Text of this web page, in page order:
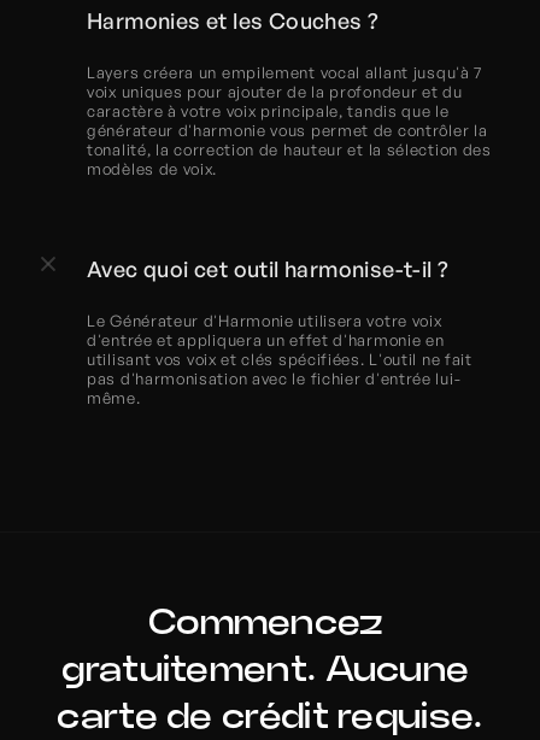
Harmonies et les Couches ?
Layers créera un empilement vocal allant jusqu'à 7
voix uniques pour ajouter de la profondeur et du
caractère à votre voix principale, tandis que le
générateur d'harmonie vous permet de contrôler la
tonalité, la correction de hauteur et la sélection des
modèles de voix.
Avec quoi cet outil harmonise-t-il ?
Le Générateur d'Harmonie utilisera votre voix
d'entrée et appliquera un effet d'harmonie en
utilisant vos voix et clés spécifiées. L'outil ne fait
pas d'harmonisation avec le fichier d'entrée lui-
même.
Commencez
gratuitement. Aucune
carte de crédit requise.